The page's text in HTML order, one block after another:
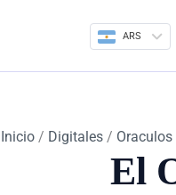
ARS
Inicio / Digitales / Oraculos
El